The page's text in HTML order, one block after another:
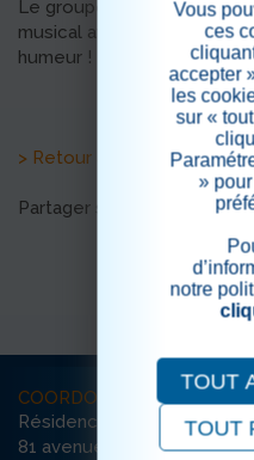
Le groupe l'Ampra est
musical avec nos
humeur !
> Retour aux actualités
Partager sur les réseaux
COORDONNÉES
Résidence Les Cèdres
81 avenue Charles de
Vous
ces
accepter
les
sur «
»
notre
TOUT
TOUT